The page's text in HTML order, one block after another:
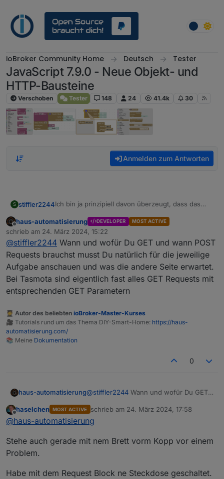
ioBroker Community Home Deutsch Tester
JavaScript 7.9.0 - Neue Objekt- und
HTTP-Bausteine
Verschoben Tester 148 24 41.4k 30
Anmelden zum Antworten
S stiffler2244Ich bin ja prinzipiell davon überzeugt, dass das
jetzt suche ich schon ein paar Tage rum und finde
nichts.
Ich habe eine PV-Anlage mit Speicher - alles selbst
gebaut natürlich. Ein ESP32 mit Tasmota drauf,
steuert mir mittels PWM die Ladeleistung sodass
am Stromzähler eben nichts ins Netz geht. Mit den
Sonoff Adapter (für die Tasmota Geräte) kann
allerdings der PWM Wert nicht direkt geändert
welcher ja jetzt abläuft.
Will ich diesen Baustein durch den Http (post)
Baustein ersetzten, wird das Speichern-Symbol
nicht mehr angezeigt. Ist das überhaupt der
(get) Baustein funktionierts zumindest mal-wenn
auch die Timeout Fehler manchmal kommen.
Hat noch wer diese Probleme?
Iobroker läuft auf Ubuntu 22.04, Neuinstallation im
Jänner 2024 auf Proxmox 8.1.3
Node.js: v18.19.0(18.19.1)
NPM: 10.2.3(10.2.4)
Offline
haus-automatisierung DEVELOPER MOST ACTIVE
schrieb am 24. März 2024, 15:22
zuletzt editiert von
@stiffler2244 Wann und wofür Du GET und wann POST
Requests brauchst musst Du natürlich für die jeweilige
Aufgabe anschauen und was die andere Seite erwartet.
Bei Tasmota sind eigentlich fast alles GET Requests mit
entsprechenden GET Parametern
🧑‍🎓 Autor des beliebten ioBroker-Master-Kurses
🎥 Tutorials rund um das Thema DIY-Smart-Home: https://haus-
automatisierung.com/
📚 Meine Dokumentation
0
haus-automatisierung@stiffler2244 Wann und wofür Du GET
musst Du natürlich für die jeweilige
Aufgabe anschauen und was die andere
eigentlich fast alles GET Requests mit
Offline
haselchen MOST ACTIVE schrieb am 24. März 2024, 17:58
zuletzt editiert von
@haus-automatisierung
Stehe auch gerade mit nem Brett vorm Kopp vor einem
Problem.
Habe mit dem Request Block ne Steckdose geschaltet.